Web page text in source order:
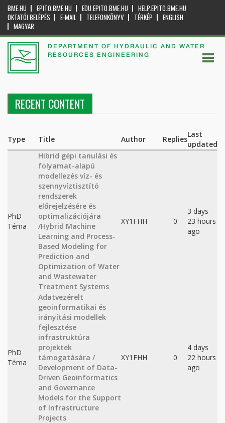
BME.HU EPITO.BME.HU EDU.EPITO.BME.HU
HELP.EPITO.BME.HU
OKTATÓI BELÉPÉS
E-MAIL TELEFONKÖNYV TÉRKÉP
ENGLISH
MAGYAR
DEPARTMENT OF HYDRAULIC AND WATER
RESOURCES ENGINEERING
RECENT CONTENT
Type Title Author Replies
Last
updated
PhD
Téma
Hibrid gépi tanulási és
folyamat-alapú
modellezés víz- és
szennyvíztisztító
rendszerek
előrejelzésére és
optimalizációjára
/Hybrid Machine
Learning and Process-
Based Modeling for
Prediction and
Optimization of Water
and Wastewater
Treatment Systems
XY1FHH 0
3 days
23 hours
ago
PhD
Téma
Adatvezérelt
geoinformatikai és
irányítási modellek
fejlesztése
infrastruktúra
projektek
támogatására /
Development of Data-
Driven Geoinformatics
and Governance
Models for the Support
of Infrastructure
Projects
XY1FHH 0
4 days
22 hours
ago